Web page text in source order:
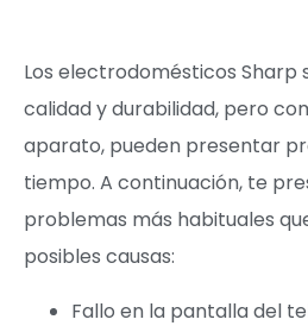
Los electrodomésticos Sharp
calidad y durabilidad, pero
aparato, pueden presentar
tiempo. A continuación, te
problemas más habituales
posibles causas:
Fallo en la pantalla del